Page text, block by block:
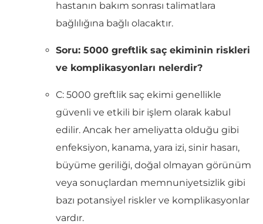
hastanın bakım sonrası talimatlara
bağlılığına bağlı olacaktır.
Soru: 5000 greftlik saç ekiminin riskleri
ve komplikasyonları nelerdir?
C: 5000 greftlik saç ekimi genellikle
güvenli ve etkili bir işlem olarak kabul
edilir. Ancak her ameliyatta olduğu gibi
enfeksiyon, kanama, yara izi, sinir hasarı,
büyüme geriliği, doğal olmayan görünüm
veya sonuçlardan memnuniyetsizlik gibi
bazı potansiyel riskler ve komplikasyonlar
vardır.